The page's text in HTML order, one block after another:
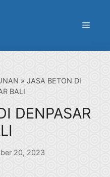
Menu
» JASA BETON DI
BALI
DENPASAR
20, 2023